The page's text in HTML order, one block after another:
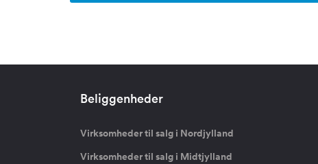
Beliggenheder
Virksomheder til salg i Nordjylland
Virksomheder til salg i Midtjylland